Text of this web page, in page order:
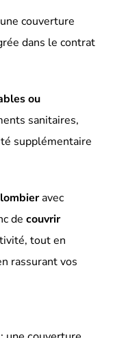
couverture
dans le contrat
ou
sanitaires,
supplémentaire
avec
de couvrir
tout en
rassurant vos